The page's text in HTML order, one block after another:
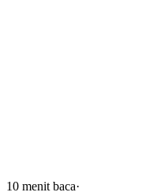
10 menit baca·